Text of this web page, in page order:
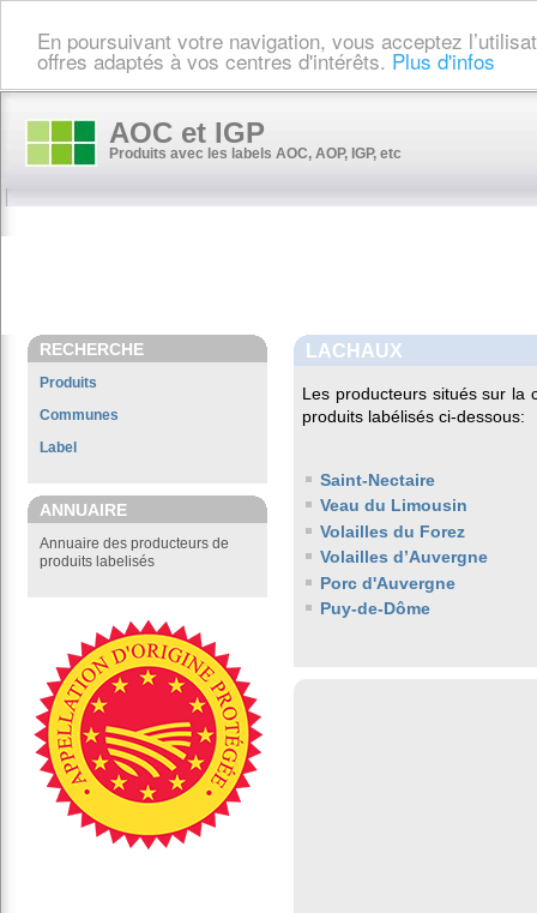
En poursuivant votre navigation, vous acceptez
offres adaptés à vos centres d'intérêts. Plus d'infos
AOC et IGP
Produits avec les labels AOC, AOP, IGP, etc
RECHERCHE
Produits
Communes
Label
ANNUAIRE
Annuaire des producteurs de
produits labelisés
LACHAUX
Les producteurs situés sur la
produits labélisés ci-dessous:
Saint-Nectaire
Veau du Limousin
Volailles du Forez
Volailles d’Auvergne
Porc d'Auvergne
Puy-de-Dôme